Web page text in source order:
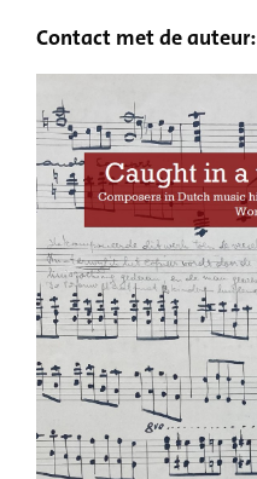
Contact met de auteur: